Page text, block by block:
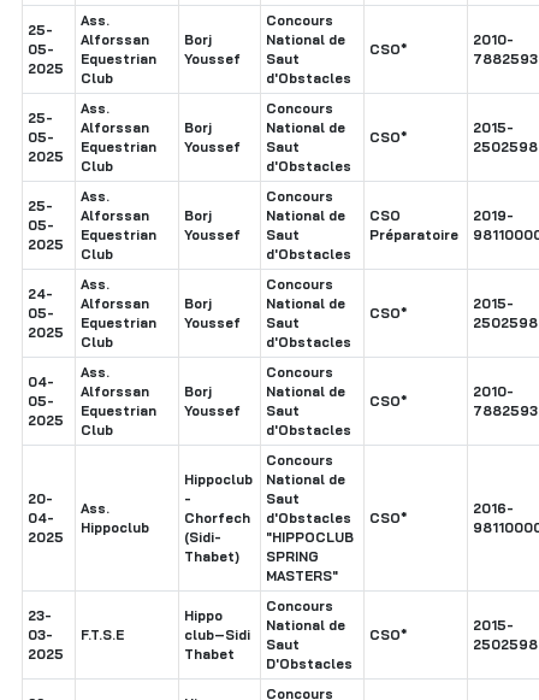
25-
05-
2025
Ass.
Alforssan
Equestrian
Club
Borj
Youssef
Concours
National de
Saut
d'Obstacles
CSO*
2010-
25-
05-
2025
Ass.
Alforssan
Equestrian
Club
Borj
Youssef
Concours
National de
Saut
d'Obstacles
CSO*
2015-
25-
05-
2025
Ass.
Alforssan
Equestrian
Club
Borj
Youssef
Concours
National de
Saut
d'Obstacles
CSO
Préparatoire
2019-
24-
05-
2025
Ass.
Alforssan
Equestrian
Club
Borj
Youssef
Concours
National de
Saut
d'Obstacles
CSO*
2015-
04-
05-
2025
Ass.
Alforssan
Equestrian
Club
Borj
Youssef
Concours
National de
Saut
d'Obstacles
CSO*
2010-
20-
04-
2025
Ass.
Hippoclub
Hippoclub
-
Chorfech
(Sidi-
Thabet)
Concours
National de
Saut
d'Obstacles
"HIPPOCLUB
SPRING
MASTERS"
CSO*
2016-
23-
03-
2025
F.T.S.E
Hippo
club–Sidi
Thabet
Concours
National de
Saut
D'Obstacles
CSO*
2015-
Concours